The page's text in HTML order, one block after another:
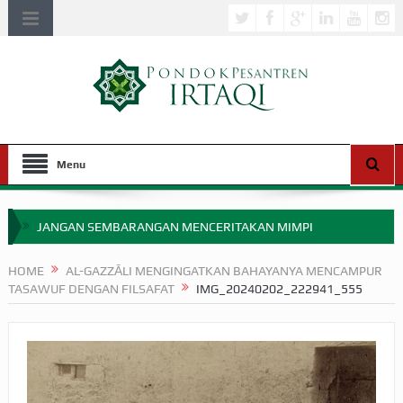
Menu
JANGAN SEMBARANGAN MENCERITAKAN MIMPI
MIMPI YANG DIABAIKAN MENJELANG PERANG BADAR
SEBELUM TIBA SAAT WAJIB?
HAKIKAT NIKMAT DI DUNIA!
HOME
AL-GAZZĀLI MENGINGATKAN BAHAYANYA MENCAMPUR
TASAWUF DENGAN FILSAFAT
IMG_20240202_222941_555